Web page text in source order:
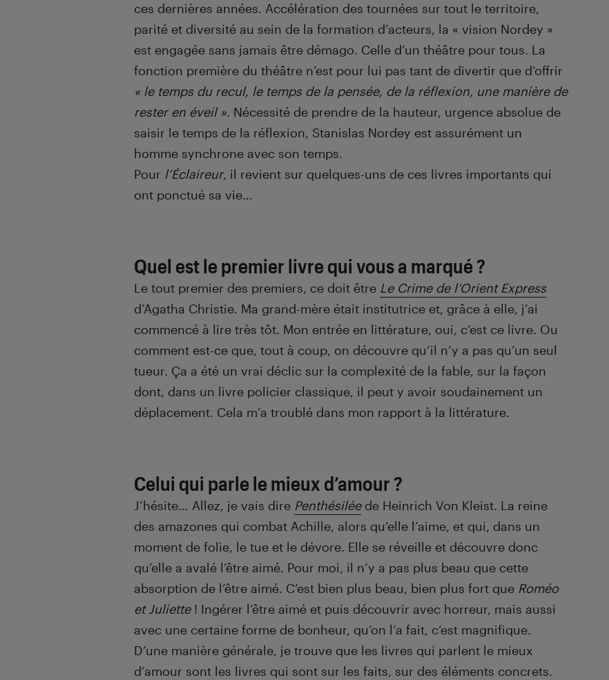
ces dernières années. Accélération des tournées sur tout le territoire,
parité et diversité au sein de la formation d’acteurs, la « vision Nordey »
est engagée sans jamais être démago. Celle d’un théâtre pour tous. La
fonction première du théâtre n’est pour lui pas tant de divertir que d’offrir
« le temps du recul, le temps de la pensée, de la réflexion, une manière de
rester en éveil ». Nécessité de prendre de la hauteur, urgence absolue de
saisir le temps de la réflexion, Stanislas Nordey est assurément un
homme synchrone avec son temps.
Pour l’Éclaireur, il revient sur quelques-uns de ces livres importants qui
ont ponctué sa vie…
Quel est le premier livre qui vous a marqué ?
Le tout premier des premiers, ce doit être Le Crime de l’Orient Express
d’Agatha Christie. Ma grand-mère était institutrice et, grâce à elle, j’ai
commencé à lire très tôt. Mon entrée en littérature, oui, c’est ce livre. Ou
comment est-ce que, tout à coup, on découvre qu’il n’y a pas qu’un seul
tueur. Ça a été un vrai déclic sur la complexité de la fable, sur la façon
dont, dans un livre policier classique, il peut y avoir soudainement un
déplacement. Cela m’a troublé dans mon rapport à la littérature.
Celui qui parle le mieux d’amour ?
J’hésite… Allez, je vais dire Penthésiléede Heinrich Von Kleist. La reine
des amazones qui combat Achille, alors qu’elle l’aime, et qui, dans un
moment de folie, le tue et le dévore. Elle se réveille et découvre donc
qu’elle a avalé l’être aimé. Pour moi, il n’y a pas plus beau que cette
absorption de l’être aimé. C’est bien plus beau, bien plus fort que Roméo
et Juliette! Ingérer l’être aimé et puis découvrir avec horreur, mais aussi
avec une certaine forme de bonheur, qu’on l’a fait, c’est magnifique.
D’une manière générale, je trouve que les livres qui parlent le mieux
d’amour sont les livres qui sont sur les faits, sur des éléments concrets.